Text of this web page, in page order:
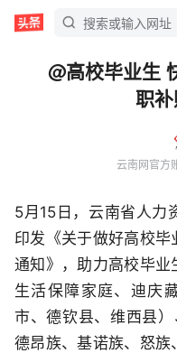
@高校毕业生
职
云南网官方
5月15日，云南省人力
印发《关于做好高校
通知》，助力高校毕
生活保障家庭、迪庆
市、德钦县、维西县）
德昂族、基诺族、怒